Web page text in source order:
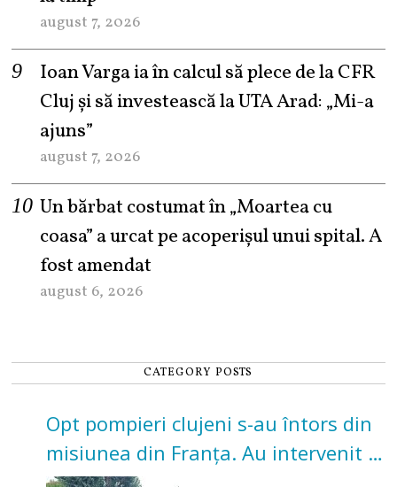
august 7, 2026
Ioan Varga ia în calcul să plece de la CFR
Cluj și să investească la UTA Arad: „Mi-a
ajuns”
august 7, 2026
Un bărbat costumat în „Moartea cu
coasa” a urcat pe acoperișul unui spital. A
fost amendat
august 6, 2026
CATEGORY POSTS
Opt pompieri clujeni s-au întors din
misiunea din Franța. Au intervenit la